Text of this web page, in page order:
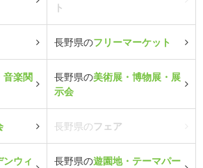
ト
長野県のフリーマーケット
音楽関
長野県の美術展・博物展・展
示会
長野県のフェア
ンウィ
長野県の遊園地・テーマパー